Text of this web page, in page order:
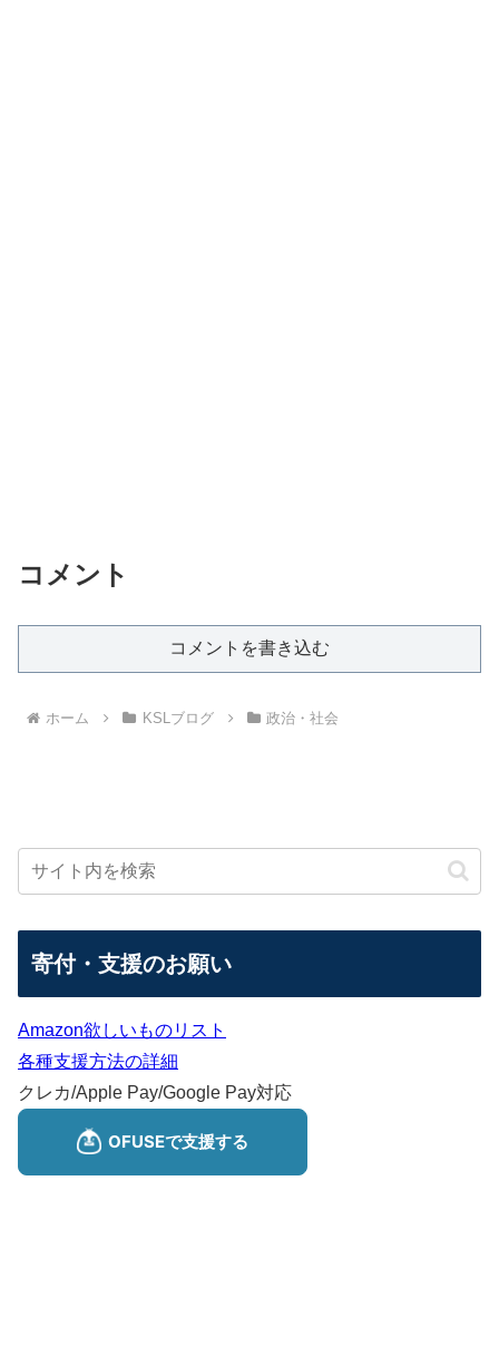
コメント
コメントを書き込む
ホーム KSLブログ 政治・社会
寄付・支援のお願い
Amazon欲しいものリスト
各種支援方法の詳細
クレカ/Apple Pay/Google Pay対応